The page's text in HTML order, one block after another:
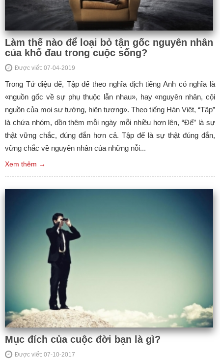
Làm thế nào để loại bỏ tận gốc nguyên nhân
của khổ đau trong cuộc sống?
Được viết: 07-04-2019
Trong Tứ diệu đế, Tập đế theo nghĩa dịch tiếng Anh có nghĩa là
«nguồn gốc về sự phụ thuộc lẫn nhau», hay «nguyên nhân, cội
nguồn của mọi sự tướng, hiện tượng». Theo tiếng Hán Việt, “Tập”
là chứa nhóm, dồn thêm mỗi ngày mỗi nhiều hơn lên, “Đế” là sự
thật vững chắc, đúng đắn hơn cả. Tập đế là sự thật đúng đắn,
vững chắc về nguyên nhân của những nỗi...
Xem thêm →
Mục đích của cuộc đời bạn là gì?
Được viết: 07-10-2017